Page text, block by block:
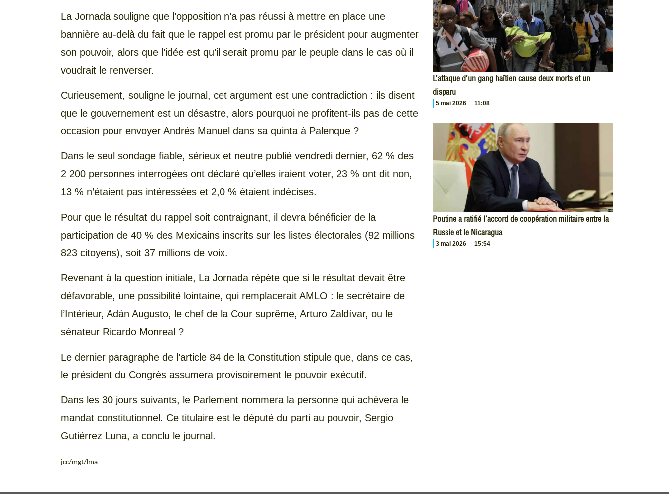
La Jornada souligne que l’opposition n’a pas réussi à mettre en place une
bannière au-delà du fait que le rappel est promu par le président pour augmenter
son pouvoir, alors que l’idée est qu’il serait promu par le peuple dans le cas où il
voudrait le renverser.
Curieusement, souligne le journal, cet argument est une contradiction : ils disent
que le gouvernement est un désastre, alors pourquoi ne profitent-ils pas de cette
occasion pour envoyer Andrés Manuel dans sa quinta à Palenque ?
Dans le seul sondage fiable, sérieux et neutre publié vendredi dernier, 62 % des
2 200 personnes interrogées ont déclaré qu’elles iraient voter, 23 % ont dit non,
13 % n’étaient pas intéressées et 2,0 % étaient indécises.
Pour que le résultat du rappel soit contraignant, il devra bénéficier de la
participation de 40 % des Mexicains inscrits sur les listes électorales (92 millions
823 citoyens), soit 37 millions de voix.
Revenant à la question initiale, La Jornada répète que si le résultat devait être
défavorable, une possibilité lointaine, qui remplacerait AMLO : le secrétaire de
l’Intérieur, Adán Augusto, le chef de la Cour suprême, Arturo Zaldívar, ou le
sénateur Ricardo Monreal ?
Le dernier paragraphe de l’article 84 de la Constitution stipule que, dans ce cas,
le président du Congrès assumera provisoirement le pouvoir exécutif.
Dans les 30 jours suivants, le Parlement nommera la personne qui achèvera le
mandat constitutionnel. Ce titulaire est le député du parti au pouvoir, Sergio
Gutiérrez Luna, a conclu le journal.
jcc/mgt/lma
L’attaque d’un gang haïtien cause deux morts et un
disparu
5 mai 2026 11:08
Poutine a ratifié l’accord de coopération militaire entre la
Russie et le Nicaragua
3 mai 2026 15:54